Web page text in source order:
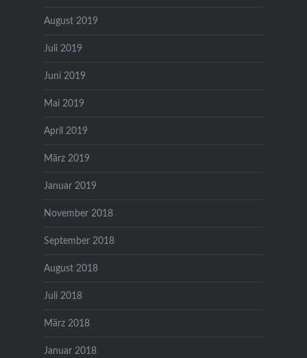
August 2019
Juli 2019
Juni 2019
Mai 2019
April 2019
März 2019
Januar 2019
November 2018
September 2018
August 2018
Juli 2018
März 2018
Januar 2018